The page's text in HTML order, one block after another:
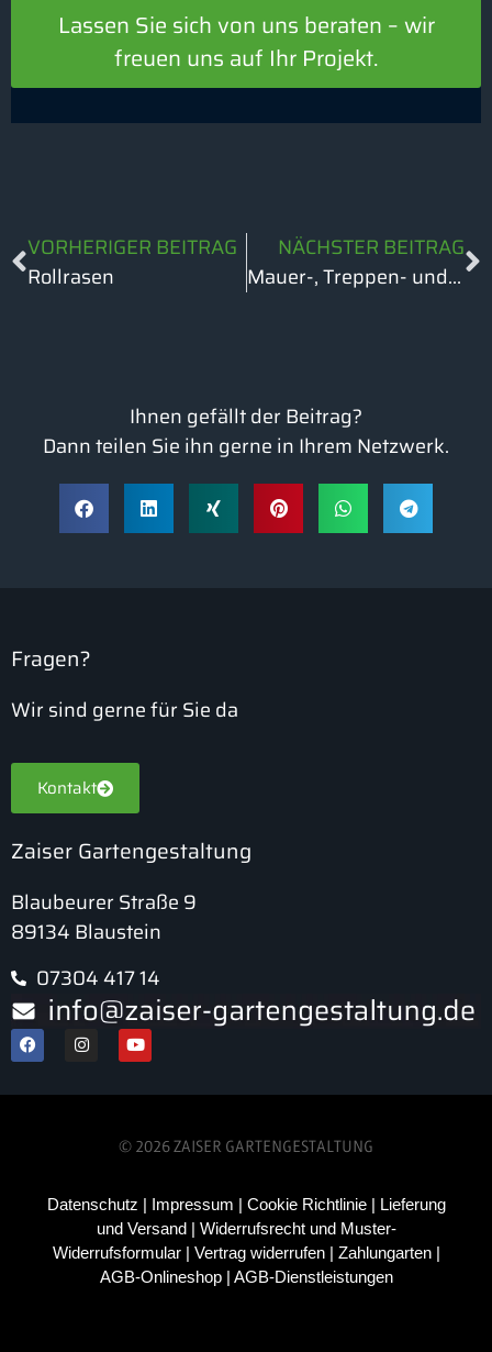
Lassen Sie sich von uns beraten – wir
freuen uns auf Ihr Projekt.
VORHERIGER BEITRAG
Rollrasen
NÄCHSTER BEITRAG
Mauer-, Treppen- und Fundamentbau
Ihnen gefällt der Beitrag?
Dann teilen Sie ihn gerne in Ihrem Netzwerk.
Fragen?
Wir sind gerne für Sie da
Kontakt
Zaiser Gartengestaltung
Blaubeurer Straße 9
89134 Blaustein
07304 417 14
© 2026 ZAISER GARTENGESTALTUNG
Datenschutz | Impressum | Cookie Richtlinie| Lieferung
und Versand| Widerrufsrecht und Muster-
Widerrufsformular| Vertrag widerrufen | Zahlungarten|
AGB-Onlineshop| AGB-Dienstleistungen